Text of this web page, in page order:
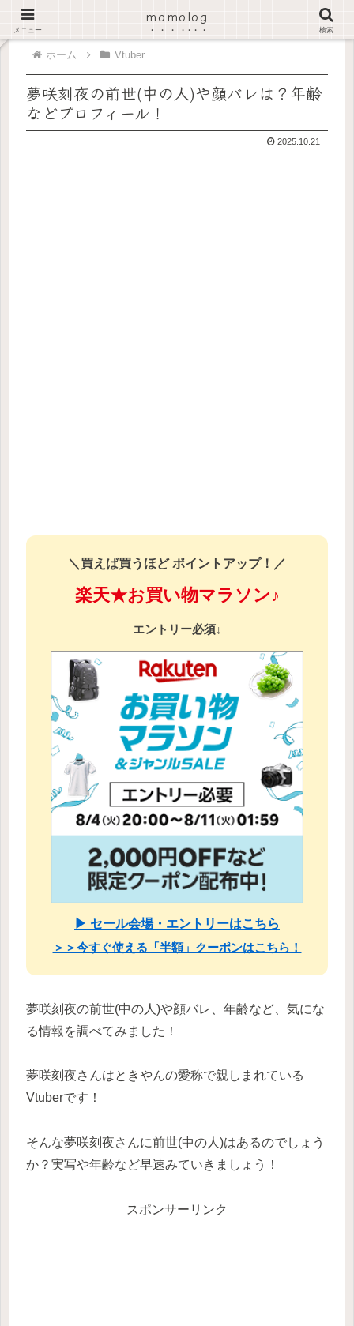
PR
ホーム Vtuber
夢咲刻夜の前世(中の人)や顔バレは？年齢
などプロフィール！
2025.10.21
＼買えば買うほど ポイントアップ！／
楽天★お買い物マラソン♪
エントリー必須↓
▶ セール会場・エントリーはこちら
＞＞今すぐ使える「半額」クーポンはこちら！
夢咲刻夜の前世(中の人)や顔バレ、年齢など、気にな
る情報を調べてみました！
夢咲刻夜さんはときやんの愛称で親しまれている
Vtuberです！
そんな夢咲刻夜さんに前世(中の人)はあるのでしょう
か？実写や年齢など早速みていきましょう！
スポンサーリンク
メニュー
momolog
検索